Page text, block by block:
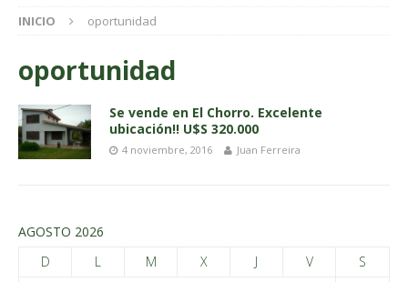
INICIO oportunidad
oportunidad
Se vende en El Chorro. Excelente
ubicación!! U$S 320.000
4 noviembre, 2016 Juan Ferreira
AGOSTO 2026
D
L M X J V S